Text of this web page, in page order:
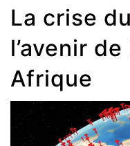
La crise
l’avenir de
Afrique